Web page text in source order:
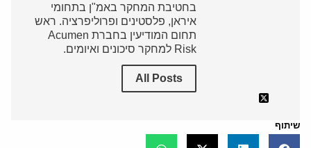
בחטיבת המחקר באמ"ן בתחומי
איראן, פלסטינים ופרוליפרציה. ראש
תחום המודיעין בחברת Acumen
Risk למחקר סיכונים ואיומים.
All Posts
שיתוף